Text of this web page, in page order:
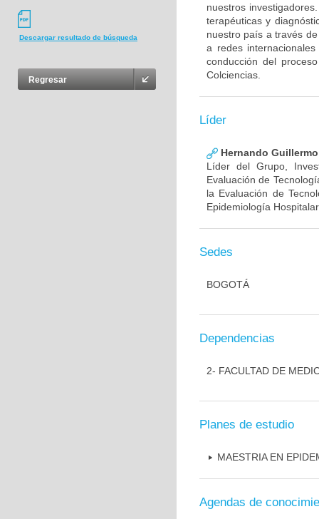
Descargar resultado de búsqueda
Regresar
nuestros
terapéuticas y
nuestro país a través
a redes
conducción del
Colciencias.
Líder
Hernando
Líder del Grupo,
Evaluación de
la Evaluación de
Epidemiología
Sedes
BOGOTÁ
Dependencias
2- FACULTAD DE
Planes de estudio
MAESTRIA EN
Agendas de